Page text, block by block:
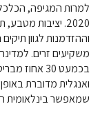
למרות המגיפה,
2020. יציבות
וההזדמנות לגוון
משקיעים זרים.
שמאפשר בינלאומית